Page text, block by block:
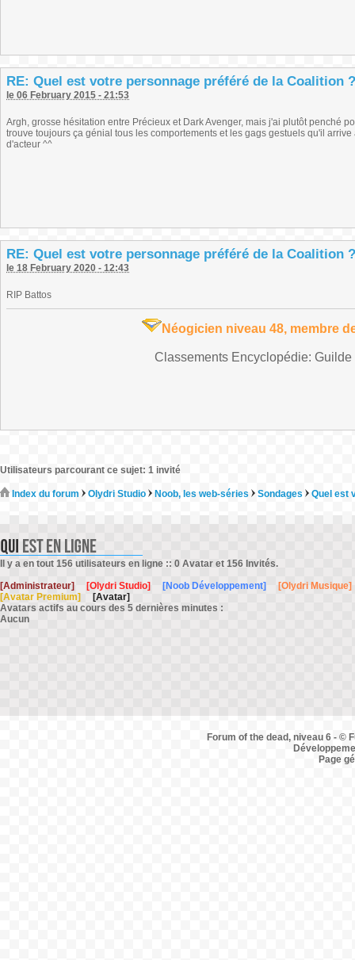
RE: Quel est votre personnage préféré de la Coalition ?
le 06 February 2015 - 21:53
Argh, grosse hésitation entre Précieux et Dark Avenger, mais j'ai plutôt penché
trouve toujours ça génial tous les comportements et les gags gestuels qu'il
d'acteur ^^
RE: Quel est votre personnage préféré de la Coalition ?
le 18 February 2020 - 12:43
RIP Battos
Néogicien niveau 48, membre
Classements Encyclopédie:
Utilisateurs parcourant ce sujet: 1 invité
Index du forum Olydri Studio Noob, les web-séries Sondages Quel est
Il y a en tout 156 utilisateurs en ligne :: 0 Avatar et 156 Invités.
[Administrateur]
[Olydri Studio] [Noob Développement]
[Olydri Musique]
[Avatar Premium]
[Avatar]
Avatars actifs au cours des 5 dernières minutes :
Aucun
Forum of the dead, niveau 6 - ©
Page